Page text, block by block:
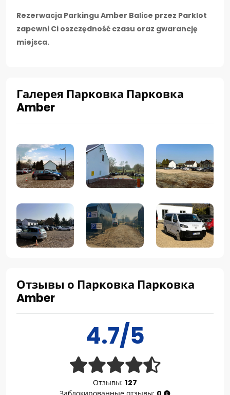
Rezerwacja Parkingu Amber Balice przez Parklot
zapewni Ci oszczędność czasu oraz gwarancję
miejsca.
Галерея Парковка Парковка
Amber
Отзывы о Парковка Парковка
Amber
4.7/5
Отзывы: 127